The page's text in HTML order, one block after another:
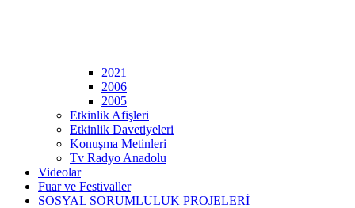
2021
2006
2005
Etkinlik Afişleri
Etkinlik Davetiyeleri
Konuşma Metinleri
Tv Radyo Anadolu
Videolar
Fuar ve Festivaller
SOSYAL SORUMLULUK PROJELERİ